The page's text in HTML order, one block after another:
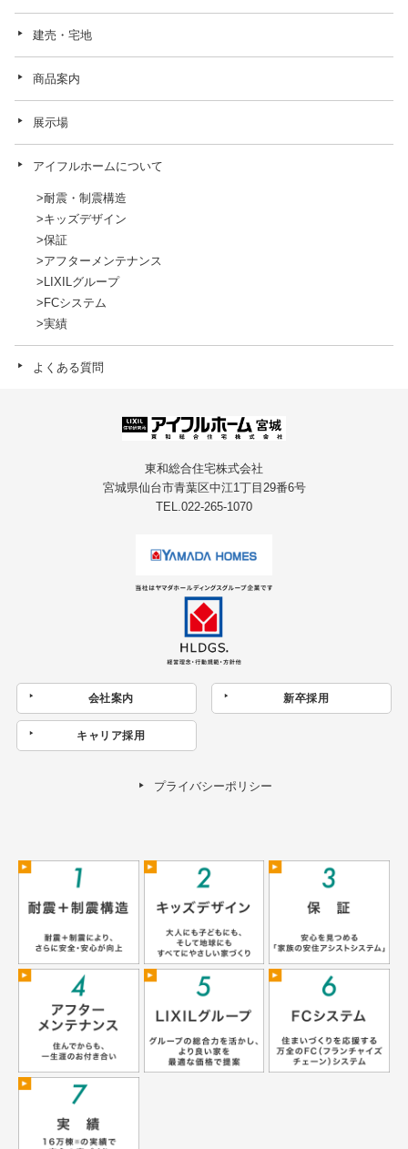
建売・宅地
商品案内
展示場
アイフルホームについて
耐震・制震構造
キッズデザイン
保証
アフターメンテナンス
LIXILグループ
FCシステム
実績
よくある質問
東和総合住宅株式会社
宮城県仙台市青葉区中江1丁目29番6号
TEL.022-265-1070
会社案内 新卒採用
キャリア採用
プライバシーポリシー